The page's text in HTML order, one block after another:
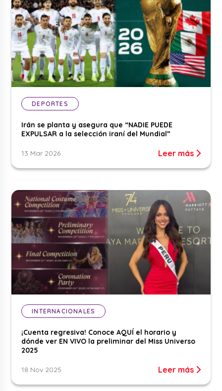
DEPORTES
Irán se planta y asegura que “NADIE PUEDE
EXPULSAR a la selección iraní del Mundial”
13 Mar 2026 Leer más
INTERNACIONALES
¡Cuenta regresiva! Conoce AQUÍ el horario y
dónde ver EN VIVO la preliminar del Miss Universo
2025
18 Nov 2025 Leer más